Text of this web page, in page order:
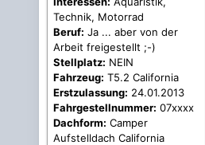
Technik, Motorrad
Beruf: Ja ... aber von der
Arbeit freigestellt ;-)
Stellplatz: NEIN
Fahrzeug: T5.2 California
Erstzulassung: 24.01.2013
Fahrgestellnummer: 07xxxx
Dachform: Camper
Aufstelldach California